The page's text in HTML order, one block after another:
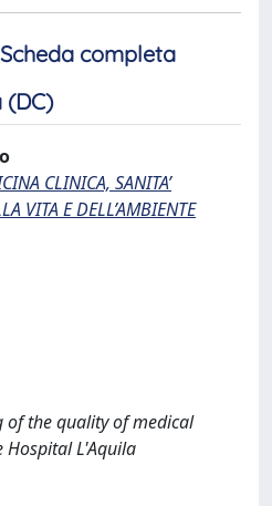
Scheda completa
(DC)
CLINICA, SANITA’
VITA E DELL’AMBIENTE
of the quality of medical
Hospital L'Aquila